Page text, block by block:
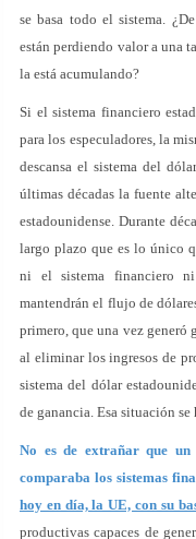
se basa todo el sistema.
están perdiendo valor a una
la está acumulando?
Si el sistema financiero
para los especuladores, la
descansa el sistema del
últimas décadas la fuente
estadounidense. Durante
largo plazo que es lo único
ni el sistema financiero
mantendrán el flujo de
primero, que una vez generó
al eliminar los ingresos de
sistema del dólar
de ganancia. Esa situación se
No es de extrañar que
comparaba los sistemas
hoy en día, la UE, con su
productivas capaces de